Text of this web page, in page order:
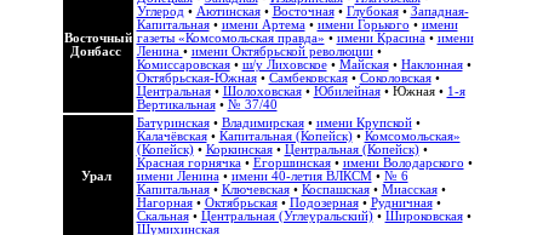
Восточный
Донбасс
Углерод • Аютинская• Восточная• Глубокая• Западная-
Капитальная• имени Артема• имени Горького • имени
газеты «Комсомольская правда» • имени Красина• имени
Ленина • имени Октябрьской революции•
Комиссаровская• ш/у Лиховское• Майская• Наклонная•
Октябрьская-Южная• Самбековская• Соколовская•
Центральная• Шолоховская• Юбилейная• Южная• 1-я
Вертикальная• № 37/40
Урал
Батуринская• Владимирская• имени Крупской•
Калачёвская• Капитальная (Копейск)• Комсомольская»
(Копейск)• Коркинская• Центральная (Копейск)•
Красная горнячка• Егоршинская• имени Володарского •
имени Ленина• имени 40-летия ВЛКСМ• № 6
Капитальная• Ключевская• Коспашская• Миасская•
Нагорная• Октябрьская• Подозерная• Рудничная•
Скальная• Центральная (Углеуральский)• Широковская•
Шумихинская